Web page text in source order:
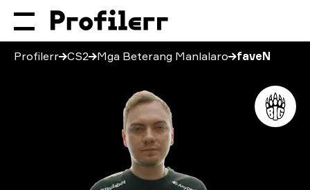
Profilerr CS2 Mga Beterang Manlalaro faveN